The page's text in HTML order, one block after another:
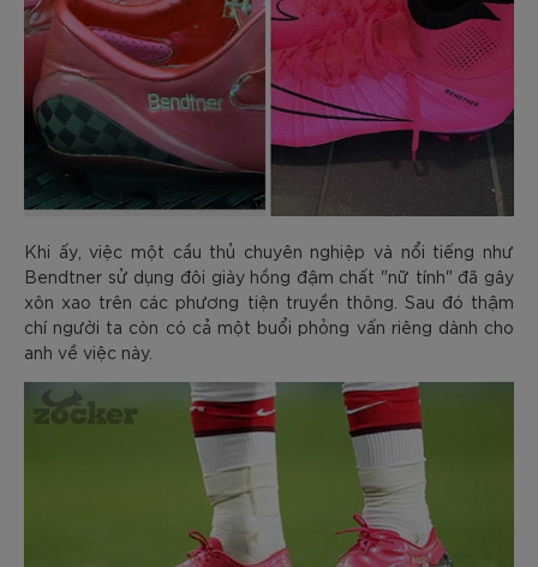
Khi ấy, việc một cầu thủ chuyên nghiệp và nổi tiếng như
Bendtner sử dụng đôi giày hồng đậm chất "nữ tính" đã gây
xôn xao trên các phương tiện truyền thông. Sau đó thậm
chí người ta còn có cả một buổi phỏng vấn riêng dành cho
anh về việc này.